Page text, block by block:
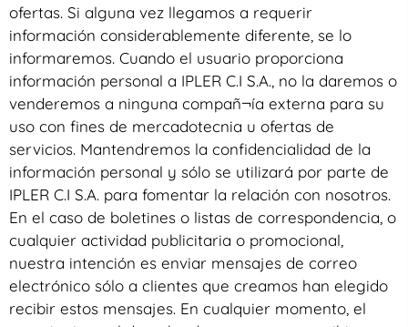
ofertas. Si alguna vez llegamos a requerir
información considerablemente diferente, se lo
informaremos. Cuando el usuario proporciona
información personal a IPLER C.I S.A., no la daremos o
venderemos a ninguna compañ¬ía externa para su
uso con fines de mercadotecnia u ofertas de
servicios. Mantendremos la confidencialidad de la
información personal y sólo se utilizará por parte de
IPLER C.I S.A. para fomentar la relación con nosotros.
En el caso de boletines o listas de correspondencia, o
cualquier actividad publicitaria o promocional,
nuestra intención es enviar mensajes de correo
electrónico sólo a clientes que creamos han elegido
recibir estos mensajes. En cualquier momento, el